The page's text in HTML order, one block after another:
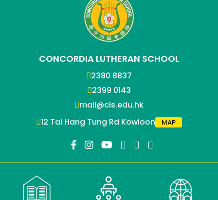
CONCORDIA LUTHERAN SCHOOL
2380 8837
2399 0143
mail@cls.edu.hk
12 Tai Hang Tung Rd Kowloon
MAP